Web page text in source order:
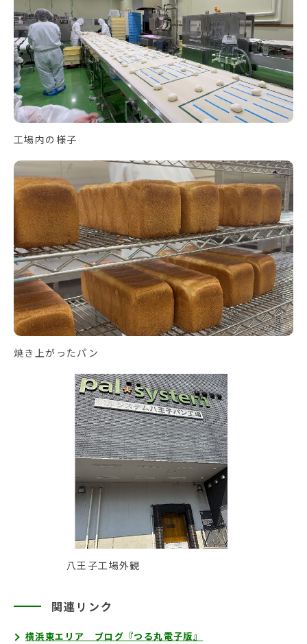
工場内の様子
焼き上がったパン
八王子工場外観
関連リンク
横浜東エリア ブログ『つる丸電子版』